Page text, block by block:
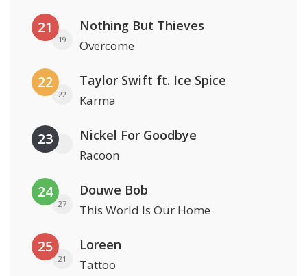
21
19
Nothing But Thieves
Overcome
22
22
Taylor Swift ft. Ice Spice
Karma
23 Nickel For Goodbye
Racoon
24
27
Douwe Bob
This World Is Our Home
25
21
Loreen
Tattoo